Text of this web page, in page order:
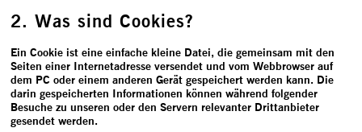
2. Was sind Cookies?
Ein Cookie ist eine einfache kleine Datei, die gemeinsam mit den
Seiten einer Internetadresse versendet und vom Webbrowser auf
dem PC oder einem anderen Gerät gespeichert werden kann. Die
darin gespeicherten Informationen können während folgender
Besuche zu unseren oder den Servern relevanter Drittanbieter
gesendet werden.